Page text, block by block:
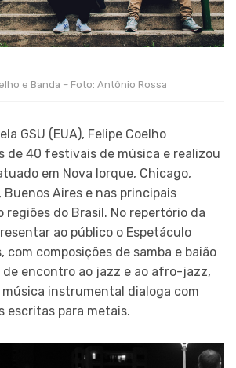
e Banda – Foto: Antônio Rossa
GSU (EUA), Felipe Coelho
de 40 festivais de música e realizou
em Nova Iorque, Chicago,
Buenos Aires e nas principais
do Brasil. No repertório da
ao público o Espetáculo
com composições de samba e baião
de encontro ao jazz e ao afro-jazz,
música instrumental dialoga com
escritas para metais.